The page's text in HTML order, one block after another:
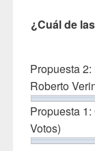
¿Cuál de
Propuesta
Roberto
Propuesta
Votos)